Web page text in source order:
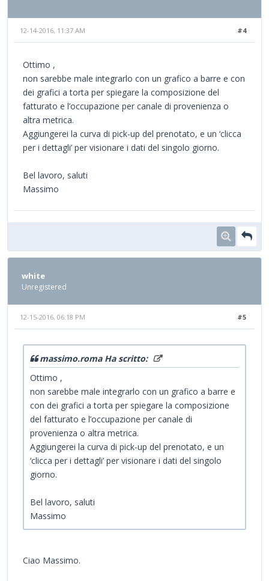
#4
12-14-2016, 11:37 AM
Ottimo ,
non sarebbe male integrarlo con un grafico a barre e con
dei grafici a torta per spiegare la composizione del
fatturato e l’occupazione per canale di provenienza o
altra metrica.
Aggiungerei la curva di pick-up del prenotato, e un ‘clicca
per i dettagli’ per visionare i dati del singolo giorno.
Bel lavoro, saluti
Massimo
white
Unregistered
#5
12-15-2016, 06:18 PM
massimo.roma Ha scritto:
Ottimo ,
non sarebbe male integrarlo con un grafico a barre e
con dei grafici a torta per spiegare la composizione
del fatturato e l’occupazione per canale di
provenienza o altra metrica.
Aggiungerei la curva di pick-up del prenotato, e un
‘clicca per i dettagli’ per visionare i dati del singolo
giorno.
Bel lavoro, saluti
Massimo
Ciao Massimo.